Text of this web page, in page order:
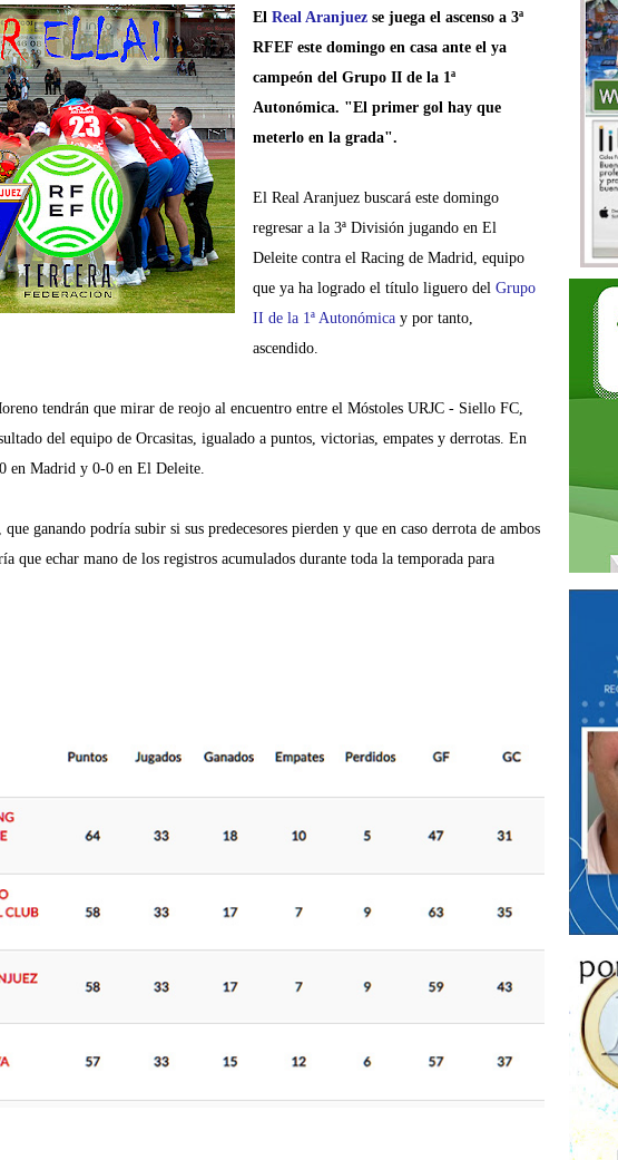
El Real Aranjuezse juega el ascenso a 3ª
RFEF este domingo en casa ante el ya
campeón del Grupo II de la 1ª
Autonómica. "El primer gol hay que
meterlo en la grada".
El Real Aranjuez buscará este domingo
regresar a la 3ª División jugando en El
Deleite contra el Racing de Madrid, equipo
que ya ha logrado el título liguero del Grupo
II de la 1ª Autonómicay por tanto,
ascendido.
tendrán que mirar de reojo al encuentro entre el Móstoles URJC - Siello FC,
del equipo de Orcasitas, igualado a puntos, victorias, empates y derrotas. En
en Madrid y 0-0 en El Deleite.
ganando podría subir si sus predecesores pierden y que en caso derrota de ambos
que echar mano de los registros acumulados durante toda la temporada para